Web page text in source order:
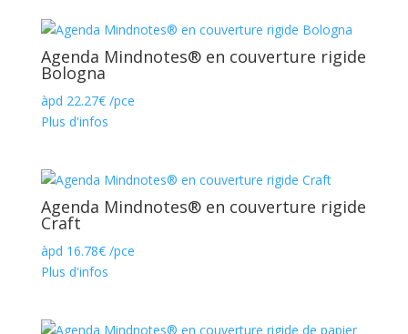
Agenda Mindnotes® en couverture rigide
Bologna
àpd 22.27€/pce
Plus d'infos
Agenda Mindnotes® en couverture rigide
Craft
àpd 16.78€/pce
Plus d'infos